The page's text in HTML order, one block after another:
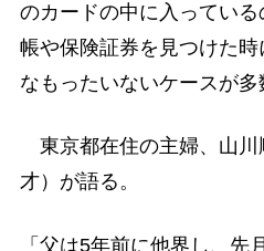
のカードの中に入ってい
帳や保険証券を見つけた
なもったいないケースが多
東京都在住の主婦、山川
才）が語る。
「父は5年前に他界し、先